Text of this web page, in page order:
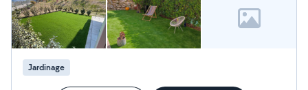
Jardinage